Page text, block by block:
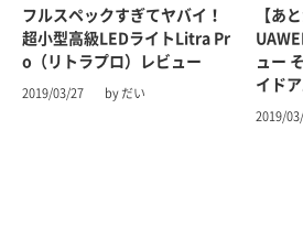
フルスペックすぎてヤバイ！
超小型高級LEDライトLitra Pr
o（リトラプロ）レビュー
2019/03/27 by だい
【あ
ュー
イド
2019/